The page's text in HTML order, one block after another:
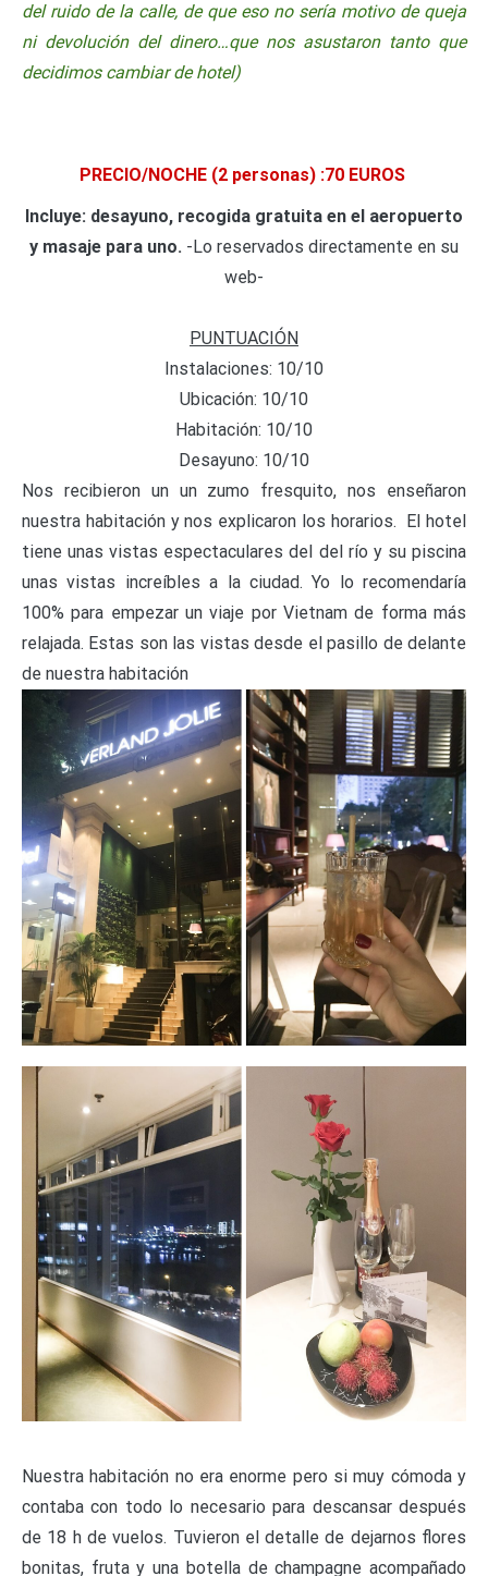
del ruido de la calle, de que eso no sería motivo de queja
ni devolución del dinero…que nos asustaron tanto que
decidimos cambiar de hotel)
PRECIO/NOCHE (2 personas) :70 EUROS
Incluye: desayuno, recogida gratuita en el aeropuerto
y masaje para uno. -Lo reservados directamente en su
web-
PUNTUACIÓN
Instalaciones: 10/10
Ubicación: 10/10
Habitación: 10/10
Desayuno: 10/10
Nos recibieron un un zumo fresquito, nos enseñaron
nuestra habitación y nos explicaron los horarios. El hotel
tiene unas vistas espectaculares del del río y su piscina
unas vistas increíbles a la ciudad. Yo lo recomendaría
100% para empezar un viaje por Vietnam de forma más
relajada. Estas son las vistas desde el pasillo de delante
de nuestra habitación
Nuestra habitación no era enorme pero si muy cómoda y
contaba con todo lo necesario para descansar después
de 18 h de vuelos. Tuvieron el detalle de dejarnos flores
bonitas, fruta y una botella de champagne acompañado